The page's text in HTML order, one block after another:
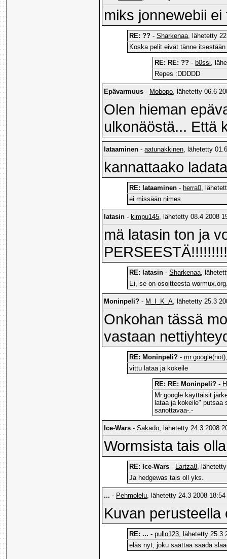
miks jonnewebii
RE: ?? -Sharkenaa, lähetetty
Koska pelit eivät tänne
RE: RE: ?? - b0ssi,
Repes :DDDDD
Epävarmuus - Mobopo, lähetetty 06.6
Olen hieman
ulkonäöstä... Että
lataaminen -aatunakkinen, lähetetty
kannattaako
RE: lataaminen - herra0,
ei missään nimes
latasin - kimpu145, lähetetty 08.4 2008
mä latasin ton ja
RE: latasin -Sharkenaa,
Ei, se on osoitteesta
Moninpeli? - M_I_K_A, lähetetty 25.3
Onkohan tässä
vastaan
RE: Moninpeli? -mr.google(not)
vittu lataa ja kokeile
RE: RE: Moninpeli? -
Mr.google käyttäisit
lataa ja kokeile"
sanottavaa-.-
Ice-Wars -Sakado, lähetetty 24.3 2008
Wormsista tais
RE: Ice-Wars - Lartza8,
Ja hedgewas tais oll yks.
... - Pehmolelu, lähetetty 24.3 2008
Kuvan
RE: ... -pullo123, lähetetty 25.3
eläs nyt, joku saattaa saada